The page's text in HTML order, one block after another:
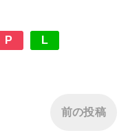
P L
前の投稿